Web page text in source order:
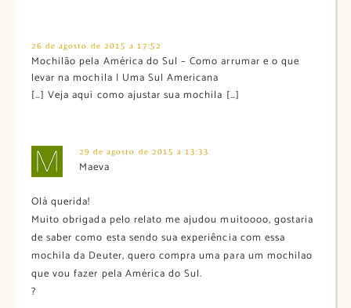
26 de agosto de 2015 a 17:52
Mochilão pela América do Sul – Como arrumar e o que
levar na mochila | Uma Sul Americana
[…] Veja aqui como ajustar sua mochila […]
29 de agosto de 2015 a 13:33
Maeva
Olá querida!
Muito obrigada pelo relato me ajudou muitoooo, gostaria
de saber como esta sendo sua experiência com essa
mochila da Deuter, quero compra uma para um mochilao
que vou fazer pela América do Sul.
?